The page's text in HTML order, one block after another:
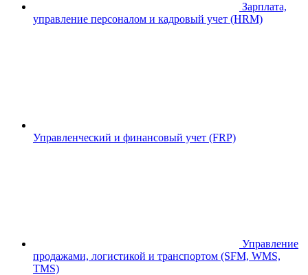
Зарплата,
управление персоналом и кадровый учет (HRM)
Управленческий и финансовый учет (FRP)
Управление
продажами, логистикой и транспортом (SFM, WMS,
TMS)